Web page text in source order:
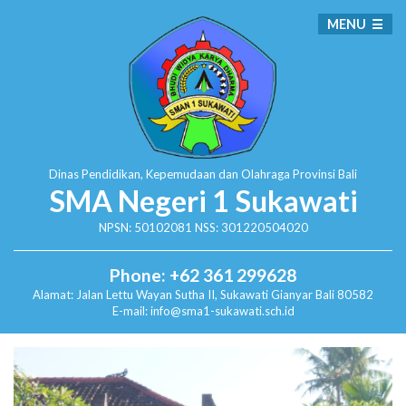
Dinas Pendidikan, Kepemudaan dan Olahraga Provinsi Bali
SMA Negeri 1 Sukawati
NPSN: 50102081 NSS: 301220504020
Phone: +62 361 299628
Alamat: Jalan Lettu Wayan Sutha II, SukawatiGianyar Bali 80582
E-mail: info@sma1-sukawati.sch.id
MENU